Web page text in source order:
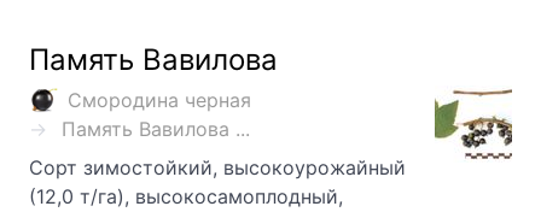
Память Вавилова
Смородина черная
Память Вавилова ...
Сорт зимостойкий, высокоурожайный
(12,0 т/га), высокосамоплодный,